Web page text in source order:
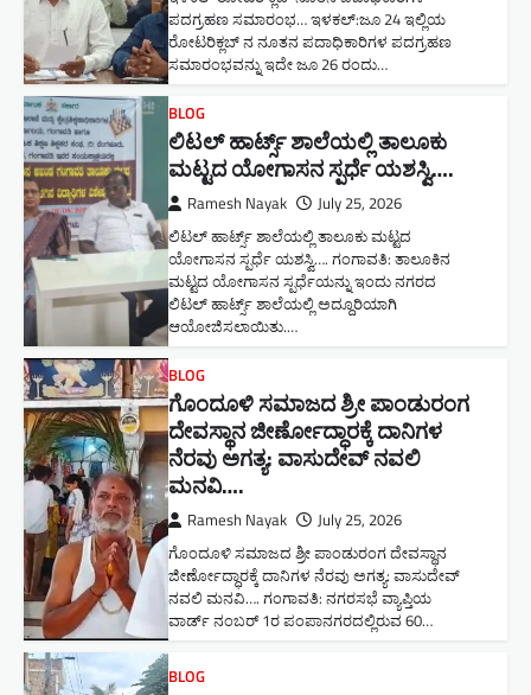
ಪದಗ್ರಹಣ ಸಮಾರಂಭ… ಇಳಕಲ್:ಜೂ 24 ಇಲ್ಲಿಯ
ರೋಟರಿಕ್ಲಬ್ ನ ನೂತನ ಪದಾಧಿಕಾರಿಗಳ ಪದಗ್ರಹಣ
ಸಮಾರಂಭವನ್ನು ಇದೇ ಜೂ 26 ರಂದು…
BLOG
ಲಿಟಲ್ ಹಾರ್ಟ್ಸ್ ಶಾಲೆಯಲ್ಲಿ ತಾಲೂಕು
ಮಟ್ಟದ ಯೋಗಾಸನ ಸ್ಪರ್ಧೆ ಯಶಸ್ವಿ….
Ramesh Nayak July 25, 2026
ಲಿಟಲ್ ಹಾರ್ಟ್ಸ್ ಶಾಲೆಯಲ್ಲಿ ತಾಲೂಕು ಮಟ್ಟದ
ಯೋಗಾಸನ ಸ್ಪರ್ಧೆ ಯಶಸ್ವಿ…. ಗಂಗಾವತಿ: ತಾಲೂಕಿನ
ಮಟ್ಟದ ಯೋಗಾಸನ ಸ್ಪರ್ಧೆಯನ್ನು ಇಂದು ನಗರದ
ಲಿಟಲ್ ಹಾರ್ಟ್ಸ್ ಶಾಲೆಯಲ್ಲಿ ಅದ್ದೂರಿಯಾಗಿ
ಆಯೋಜಿಸಲಾಯಿತು.…
BLOG
ಗೊಂದೂಳಿ ಸಮಾಜದ ಶ್ರೀ ಪಾಂಡುರಂಗ
ದೇವಸ್ಥಾನ ಜೀರ್ಣೋದ್ಧಾರಕ್ಕೆ ದಾನಿಗಳ
ನೆರವು ಅಗತ್ಯ: ವಾಸುದೇವ್ ನವಲಿ
ಮನವಿ​….
Ramesh Nayak July 25, 2026
ಗೊಂದೂಳಿ ಸಮಾಜದ ಶ್ರೀ ಪಾಂಡುರಂಗ ದೇವಸ್ಥಾನ
ಜೀರ್ಣೋದ್ಧಾರಕ್ಕೆ ದಾನಿಗಳ ನೆರವು ಅಗತ್ಯ: ವಾಸುದೇವ್
ನವಲಿ ಮನವಿ​…. ಗಂಗಾವತಿ: ​ನಗರಸಭೆ ವ್ಯಾಪ್ತಿಯ
ವಾರ್ಡ್ ನಂಬರ್ 1ರ ಪಂಪಾನಗರದಲ್ಲಿರುವ 60…
BLOG